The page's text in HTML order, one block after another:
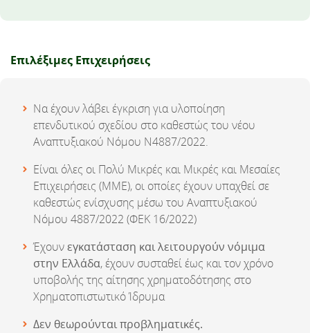
Επιλέξιμες Επιχειρήσεις
Να έχουν λάβει έγκριση για υλοποίηση
επενδυτικού σχεδίου στο καθεστώς του νέου
Αναπτυξιακού Νόμου Ν4887/2022.
Είναι όλες οι Πολύ Μικρές και Μικρές και Μεσαίες
Επιχειρήσεις (ΜΜΕ), οι οποίες έχουν υπαχθεί σε
καθεστώς ενίσχυσης μέσω του Αναπτυξιακού
Νόμου 4887/2022 (ΦΕΚ 16/2022)
Έχουνεγκατάσταση και λειτουργούν νόμιμα
στην Ελλάδα, έχουν συσταθεί έως και τον χρόνο
υποβολής της αίτησης χρηματοδότησης στο
Χρηματοπιστωτικό Ίδρυμα
Δεν θεωρούνται προβληματικές.